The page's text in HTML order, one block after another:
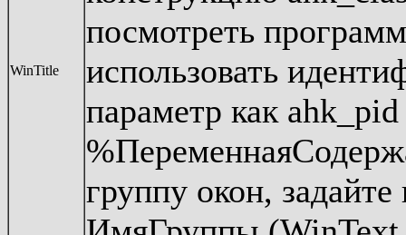
WinTitle
посмотреть
использовать
параметр как ahk_pid
группу окон,